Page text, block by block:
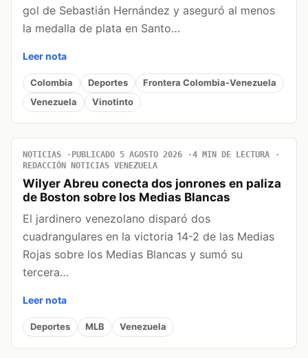
gol de Sebastián Hernández y aseguró al menos
la medalla de plata en Santo…
Leer nota
Colombia Deportes
Frontera Colombia-Venezuela
Venezuela
Vinotinto
NOTICIAS PUBLICADO 5 AGOSTO 2026
4 MIN DE LECTURA
REDACCIÓN NOTICIAS VENEZUELA
Wilyer Abreu conecta dos jonrones en paliza
de Boston sobre los Medias Blancas
El jardinero venezolano disparó dos
cuadrangulares en la victoria 14-2 de las Medias
Rojas sobre los Medias Blancas y sumó su
tercera…
Leer nota
Deportes MLB Venezuela